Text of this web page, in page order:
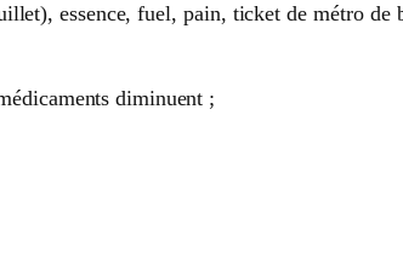
essence, fuel, pain, ticket de métro de
diminuent ;